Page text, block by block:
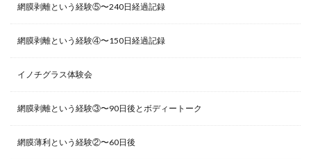
網膜剥離という経験⑤〜240日経過記録
網膜剥離という経験④〜150日経過記録
イノチグラス体験会
網膜剥離という経験③〜90日後とボディートーク
網膜薄利という経験②〜60日後